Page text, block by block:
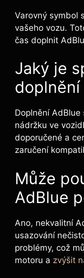
Varovný symbol
vašeho vozu.
čas doplnit
Jaký je
doplnění
Doplnění
nádržku ve
doporučené a
zaručení
Může
AdBlue
Ano, nekvalitní
usazování
problémy, což
motoru a zvýšit